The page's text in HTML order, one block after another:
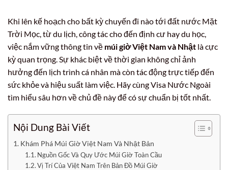
Khi lên kế hoạch cho bất kỳ chuyến đi nào tới đất nước Mặt
Trời Mọc, từ du lịch, công tác cho đến định cư hay du học,
việc nắm vững thông tin về múi giờ Việt Nam và Nhật là cực
kỳ quan trọng. Sự khác biệt về thời gian không chỉ ảnh
hưởng đến lịch trình cá nhân mà còn tác động trực tiếp đến
sức khỏe và hiệu suất làm việc. Hãy cùng Visa Nước Ngoài
tìm hiểu sâu hơn về chủ đề này để có sự chuẩn bị tốt nhất.
Nội Dung Bài Viết
Khám Phá Múi Giờ Việt Nam Và Nhật Bản
Nguồn Gốc Và Quy Ước Múi Giờ Toàn Cầu
Vị Trí Của Việt Nam Trên Bản Đồ Múi Giờ